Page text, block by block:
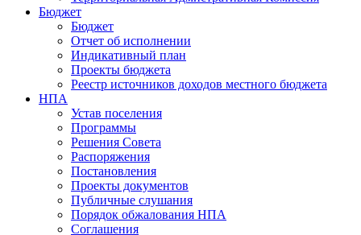
Бюджет
Бюджет
Отчет об исполнении
Индикативный план
Проекты бюджета
Реестр источников доходов местного бюджета
НПА
Устав поселения
Программы
Решения Совета
Распоряжения
Постановления
Проекты документов
Публичные слушания
Порядок обжалования НПА
Соглашения